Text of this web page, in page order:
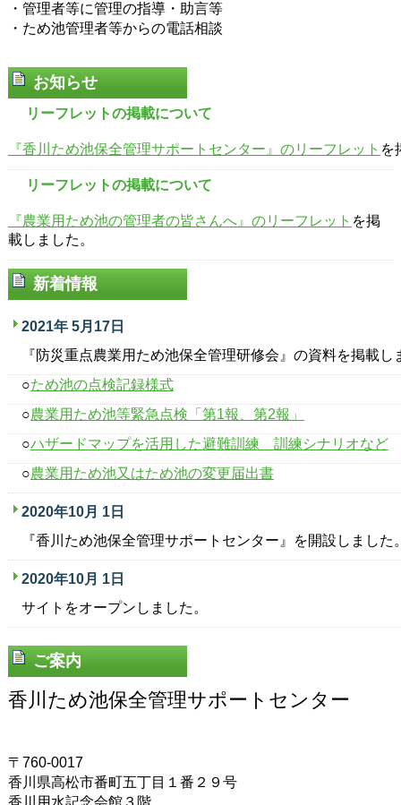
・管理者等に管理の指導・助言等
・ため池管理者等からの電話相談
お知らせ
リーフレットの掲載について
『香川ため池保全管理サポートセンター』のリーフレット を
リーフレットの掲載について
『農業用ため池の管理者の皆さんへ』のリーフレット を掲
載しました。
新着情報
2021年 5月17日
『防災重点農業用ため池保全管理研修会』の資料を掲載し
○ため池の点検記録様式
○農業用ため池等緊急点検「第1報、第2報」
○ハザードマップを活用した避難訓練 訓練シナリオなど
○農業用ため池又はため池の変更届出書
2020年10月 1日
『香川ため池保全管理サポートセンター』を開設しました
2020年10月 1日
サイトをオープンしました。
ご案内
香川ため池保全管理サポートセンター
〒760-0017
香川県高松市番町五丁目１番２９号
香川用水記念会館３階